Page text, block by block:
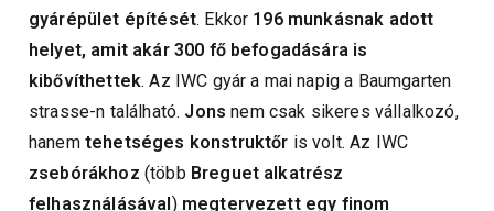
gyárépület építését. Ekkor 196 munkásnak adott
helyet, amit akár 300 fő befogadására is
kibővíthettek. Az IWC gyár a mai napig a Baumgarten
strasse-n található. Jonsnem csak sikeres vállalkozó,
hanem tehetséges konstruktőr is volt. Az IWC
zsebórákhoz (több Breguet alkatrész
felhasználásával) megtervezett egy finom